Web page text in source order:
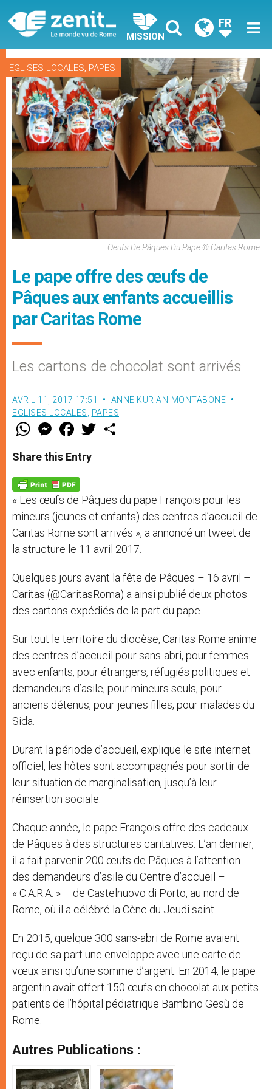
MISSION
FR
EGLISES LOCALES, PAPES
Oeufs De Pâques Du Pape © Caritas Rome
Le pape offre des œufs de
Pâques aux enfants accueillis
par Caritas Rome
Les cartons de chocolat sont arrivés
AVRIL 11, 2017 17:51
ANNE KURIAN-MONTABONE
EGLISES LOCALES
PAPES
W
t
s
p
p
M
e
s
e
g
e
r
F
a
e
b
o
k
w
Share this Entry
« Les œufs de Pâques du pape François pour les
mineurs (jeunes et enfants) des centres d’accueil de
Caritas Rome sont arrivés », a annoncé un tweet de
la structure le 11 avril 2017.
Quelques jours avant la fête de Pâques – 16 avril –
Caritas (@CaritasRoma) a ainsi publié deux photos
des cartons expédiés de la part du pape.
Sur tout le territoire du diocèse, Caritas Rome anime
des centres d’accueil pour sans-abri, pour femmes
avec enfants, pour étrangers, réfugiés politiques et
demandeurs d’asile, pour mineurs seuls, pour
anciens détenus, pour jeunes filles, pour malades du
Sida.
Durant la période d’accueil, explique le site internet
officiel, les hôtes sont accompagnés pour sortir de
leur situation de marginalisation, jusqu’à leur
réinsertion sociale.
Chaque année, le pape François offre des cadeaux
de Pâques à des structures caritatives. L’an dernier,
il a fait parvenir 200 œufs de Pâques à l’attention
des demandeurs d’asile du Centre d’accueil –
« C.A.R.A. » – de Castelnuovo di Porto, au nord de
Rome, où il a célébré la Cène du Jeudi saint.
En 2015, quelque 300 sans-abri de Rome avaient
reçu de sa part une enveloppe avec une carte de
vœux ainsi qu’une somme d’argent. En 2014, le pape
argentin avait offert 150 œufs en chocolat aux petits
patients de l’hôpital pédiatrique Bambino Gesù de
Rome.
Autres Publications :